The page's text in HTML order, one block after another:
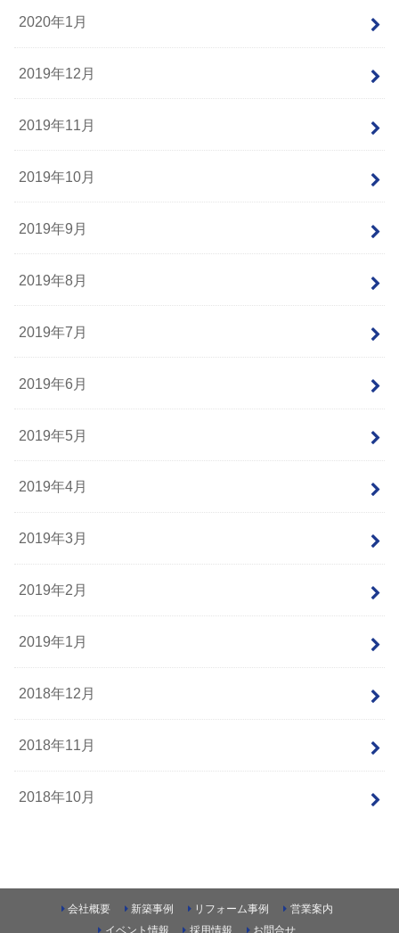
2020年1月
2019年12月
2019年11月
2019年10月
2019年9月
2019年8月
2019年7月
2019年6月
2019年5月
2019年4月
2019年3月
2019年2月
2019年1月
2018年12月
2018年11月
2018年10月
会社概要 新築事例 リフォーム事例
営業案内
イベント情報
採用情報 お問合せ